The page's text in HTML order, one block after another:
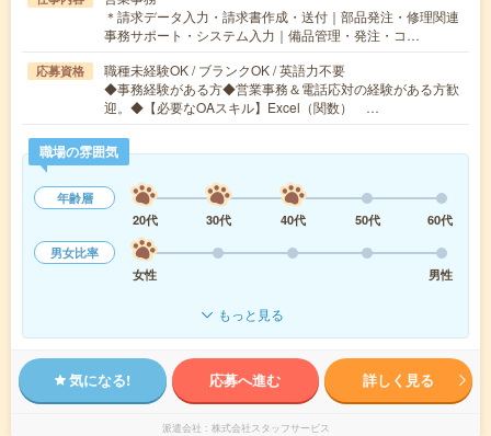
＊請求データ入力・請求書作成・送付｜部品発注・修理関連
事務サポート・システム入力｜備品管理・発注・コ…
応募資格
職種未経験OK / ブランクOK / 英語力不要
◆事務経験がある方◆営業事務＆電話応対の経験がある方歓
迎。◆【必要なOAスキル】Excel（関数） …
職場の雰囲気
年齢層
20代
30代 40代 50代
60代
男女比率
女性
男性
もっと見る
気になる! 応募へ進む 詳しく見る
派遣会社 株式会社スタッフサービス